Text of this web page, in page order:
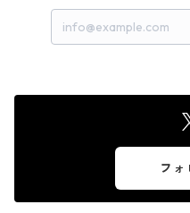
フォ